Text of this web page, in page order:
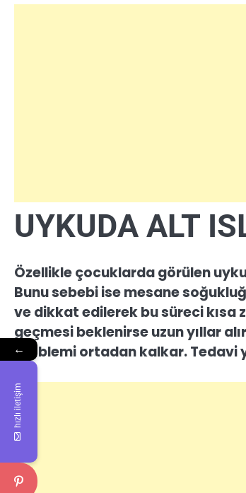
UYKUDA ALT
Özellikle çocuklarda görülen
Bunu sebebi ise mesane
ve dikkat edilerek bu süreci kısa
geçmesi beklenirse uzun yıllar
problemi ortadan kalkar. Tedavi
←
hızlı iletişim